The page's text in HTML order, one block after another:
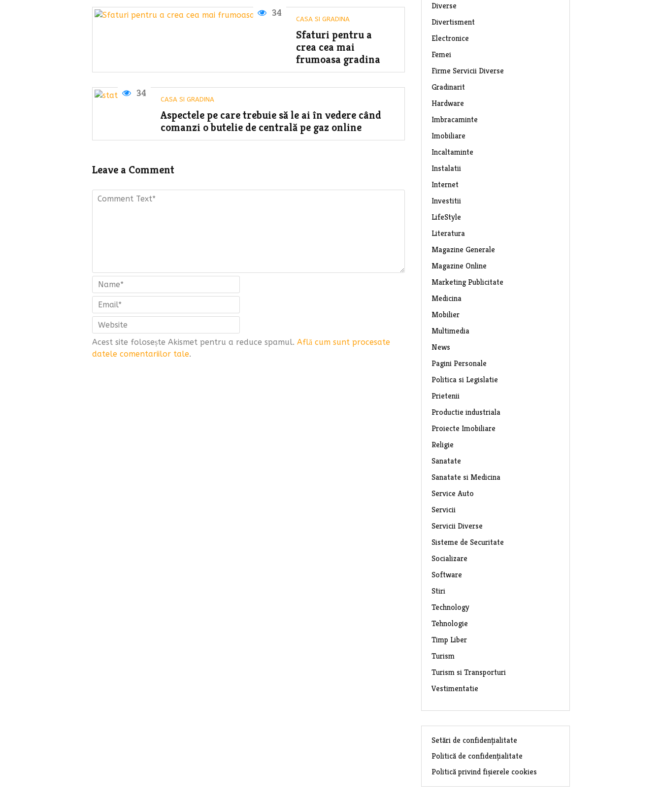
34
CASA SI GRADINA
Sfaturi pentru a
crea cea mai
frumoasa gradina
34
CASA SI GRADINA
Aspectele pe care trebuie să le ai în vedere când
comanzi o butelie de centrală pe gaz online
Leave a Comment
Acest site folosește Akismet pentru a reduce spamul. Află cum sunt procesate
datele comentariilor tale.
Diverse
Divertisment
Electronice
Femei
Firme Servicii Diverse
Gradinarit
Hardware
Imbracaminte
Imobiliare
Incaltaminte
Instalatii
Internet
Investitii
LifeStyle
Literatura
Magazine Generale
Magazine Online
Marketing Publicitate
Medicina
Mobilier
Multimedia
News
Pagini Personale
Politica si Legislatie
Prietenii
Productie industriala
Proiecte Imobiliare
Religie
Sanatate
Sanatate si Medicina
Service Auto
Servicii
Servicii Diverse
Sisteme de Securitate
Socializare
Software
Stiri
Technology
Tehnologie
Timp Liber
Turism
Turism si Transporturi
Vestimentatie
Setări de confidențialitate
Politică de confidențialitate
Politică privind fișierele cookies